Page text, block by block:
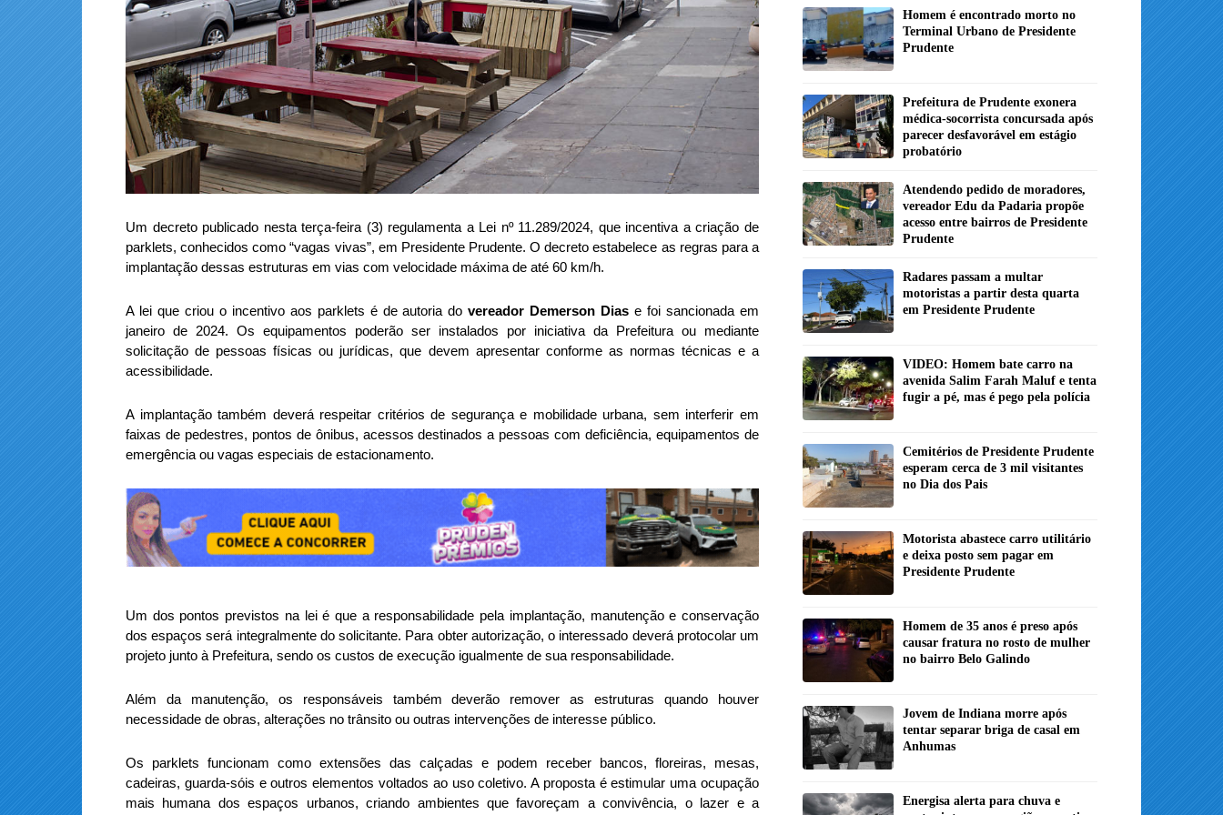
Um decreto publicado nesta terça-feira (3) regulamenta a Lei nº 11.289/2024, que incentiva a criação de
parklets, conhecidos como “vagas vivas”, em Presidente Prudente. O decreto estabelece as regras para a
implantação dessas estruturas em vias com velocidade máxima de até 60 km/h.
A lei que criou o incentivo aos parklets é de autoria dovereador Demerson Dias e foi sancionada em
janeiro de 2024. Os equipamentos poderão ser instalados por iniciativa da Prefeitura ou mediante
solicitação de pessoas físicas ou jurídicas, que devem apresentar conforme as normas técnicas e a
acessibilidade.
A implantação também deverá respeitar critérios de segurança e mobilidade urbana, sem interferir em
faixas de pedestres, pontos de ônibus, acessos destinados a pessoas com deficiência, equipamentos de
emergência ou vagas especiais de estacionamento.
Um dos pontos previstos na lei é que a responsabilidade pela implantação, manutenção e conservação
dos espaços será integralmente do solicitante. Para obter autorização, o interessado deverá protocolar um
projeto junto à Prefeitura, sendo os custos de execução igualmente de sua responsabilidade.
Além da manutenção, os responsáveis também deverão remover as estruturas quando houver
necessidade de obras, alterações no trânsito ou outras intervenções de interesse público.
Os parklets funcionam como extensões das calçadas e podem receber bancos, floreiras, mesas,
cadeiras, guarda-sóis e outros elementos voltados ao uso coletivo. A proposta é estimular uma ocupação
mais humana dos espaços urbanos, criando ambientes que favoreçam a convivência, o lazer e a
Homem é encontrado morto no
Terminal Urbano de Presidente
Prudente
Prefeitura de Prudente exonera
médica-socorrista concursada após
parecer desfavorável em estágio
probatório
Atendendo pedido de moradores,
vereador Edu da Padaria propõe
acesso entre bairros de Presidente
Prudente
Radares passam a multar
motoristas a partir desta quarta
em Presidente Prudente
VIDEO: Homem bate carro na
avenida Salim Farah Maluf e tenta
fugir a pé, mas é pego pela polícia
Cemitérios de Presidente Prudente
esperam cerca de 3 mil visitantes
no Dia dos Pais
Motorista abastece carro utilitário
e deixa posto sem pagar em
Presidente Prudente
Homem de 35 anos é preso após
causar fratura no rosto de mulher
no bairro Belo Galindo
Jovem de Indiana morre após
tentar separar briga de casal em
Anhumas
Energisa alerta para chuva e